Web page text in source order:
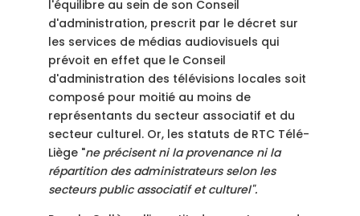
l'équilibre au sein de son Conseil
d'administration, prescrit par le décret sur
les services de médias audiovisuels qui
prévoit en effet que le Conseil
d'administration des télévisions locales soit
composé pour moitié au moins de
représentants du secteur associatif et du
secteur culturel. Or, les statuts de RTC Télé-
Liège "ne précisent ni la provenance ni la
répartition des administrateurs selon les
secteurs public associatif et culturel".